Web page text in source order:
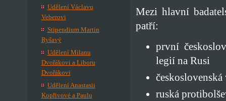
Udělení Václavu
Veberovi
Stipendium Martin
Ryšavý
Udělení Milanu
Dvořákovi a Liboru
Dvořákovi
Udělení Anastasii
Kopřivové a Paulu
Mezi hlavní
patří:
první
legií na Rusi
ruská